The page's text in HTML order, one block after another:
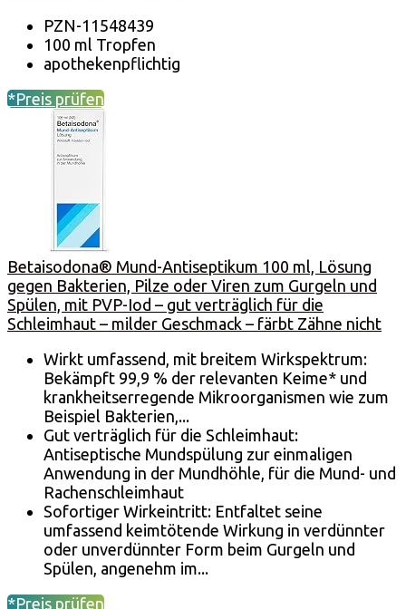
PZN-11548439
100 ml Tropfen
apothekenpflichtig
*Preis prüfen
Betaisodona® Mund-Antiseptikum 100 ml, Lösung
gegen Bakterien, Pilze oder Viren zum Gurgeln und
Spülen, mit PVP-Iod – gut verträglich für die
Schleimhaut – milder Geschmack – färbt Zähne nicht
Wirkt umfassend, mit breitem Wirkspektrum:
Bekämpft 99,9 % der relevanten Keime* und
krankheitserregende Mikroorganismen wie zum
Beispiel Bakterien,...
Gut verträglich für die Schleimhaut:
Antiseptische Mundspülung zur einmaligen
Anwendung in der Mundhöhle, für die Mund- und
Rachenschleimhaut
Sofortiger Wirkeintritt: Entfaltet seine
umfassend keimtötende Wirkung in verdünnter
oder unverdünnter Form beim Gurgeln und
Spülen, angenehm im...
*Preis prüfen